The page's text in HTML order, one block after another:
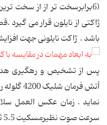
(6برابرسخت تر از از سخت
باشد . ژاکت نایلونی جهت
پس از تشخیص و رهگیری هدف
آتش
نماید . زمان عکس العمل
سرعت صوت نظیرمسکیت 5.5 ثانیه است .